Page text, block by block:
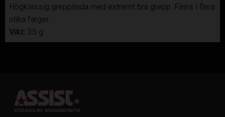
Högklassig grepplinda med extremt bra grepp. Finns i flera
olika färger.
Vikt: 35 g